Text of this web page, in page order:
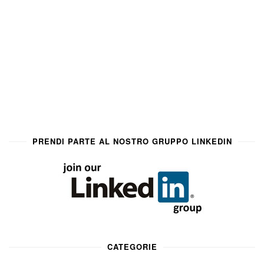
PRENDI PARTE AL NOSTRO GRUPPO LINKEDIN
CATEGORIE